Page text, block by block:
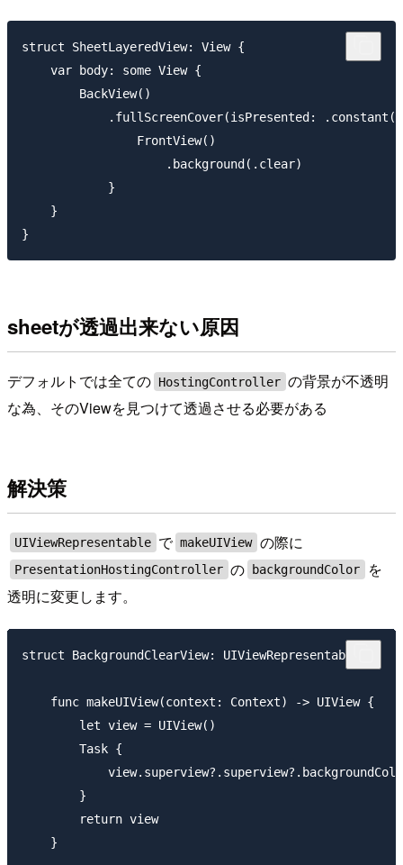
struct SheetLayeredView: View {
    var body: some View {
        BackView()
.fullScreenCover(isPresented:
                FrontView()
                    .background(.clear)
            }
    }
sheetが透過出来ない原因
デフォルトでは全ての HostingController の背景が不透明
な為、そのViewを見つけて透過させる必要がある
解決策
UIViewRepresentable で makeUIView の際に
PresentationHostingController の backgroundColor
を
透明に変更します。
struct BackgroundClearView: UIViewRepresentable {
    func makeUIView(context: Context) -> UIView {
        let view = UIView()
        Task {
        }
        return view
    }